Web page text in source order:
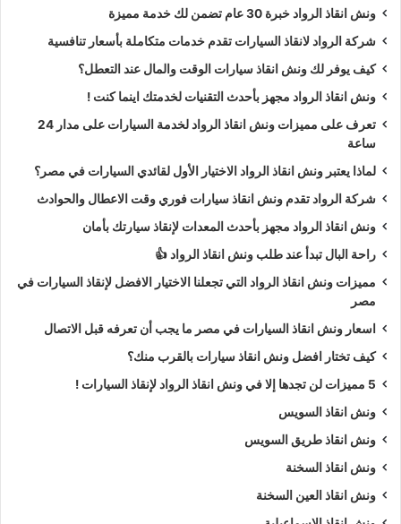
ونش انقاذ الرواد خبرة 30 عام تضمن لك خدمة مميزة
شركة الرواد لانقاذ السيارات تقدم خدمات متكاملة بأسعار تنافسية
كيف يوفر لك ونش انقاذ سيارات الوقت والمال عند التعطل؟
ونش انقاذ الرواد مجهز بأحدث التقنيات لخدمتك اينما كنت !
تعرف على مميزات ونش انقاذ الرواد لخدمة السيارات على مدار 24
ساعة
لماذا يعتبر ونش انقاذ الرواد الاختيار الأول لقائدي السيارات في مصر؟
شركة الرواد تقدم ونش انقاذ سيارات فوري وقت الاعطال والحوادث
ونش انقاذ الرواد مجهز بأحدث المعدات لإنقاذ سيارتك بأمان
راحة البال تبدأ عند طلب ونش انقاذ الرواد 👍
مميزات ونش انقاذ الرواد التي تجعلنا الاختيار الافضل لإنقاذ السيارات في
مصر
اسعار ونش انقاذ السيارات في مصر ما يجب أن تعرفه قبل الاتصال
كيف تختار افضل ونش انقاذ سيارات بالقرب منك؟
5 مميزات لن تجدها إلا في ونش انقاذ الرواد لإنقاذ السيارات !
ونش انقاذ السويس
ونش انقاذ طريق السويس
ونش انقاذ السخنة
ونش انقاذ العين السخنة